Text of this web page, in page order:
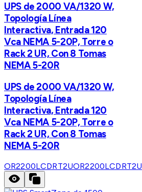
UPS de 2000 VA/1320 W,
Topología Línea
Interactiva, Entrada 120
Vca NEMA 5-20P, Torre o
Rack 2 UR, Con 8 Tomas
NEMA 5-20R
UPS de 2000 VA/1320 W,
Topología Línea
Interactiva, Entrada 120
Vca NEMA 5-20P, Torre o
Rack 2 UR, Con 8 Tomas
NEMA 5-20R
OR2200LCDRT2UOR2200LCDRT2U